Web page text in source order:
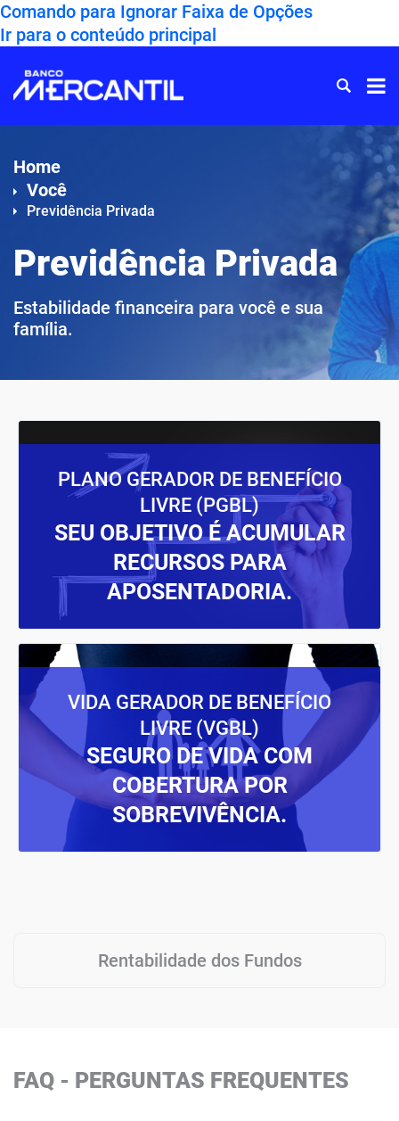
Comando para Ignorar Faixa de Opções
Ir para o conteúdo principal
para
Home
Home
Você
Previdência Privada
Previdência Privada
Estabilidade financeira para você e sua
família.
PLANO GERADOR DE BENEFÍCIO
LIVRE (PGBL)
SEU OBJETIVO É ACUMULAR
RECURSOS PARA
APOSENTADORIA.
VIDA GERADOR DE BENEFÍCIO
LIVRE (VGBL)
SEGURO DE VIDA COM
COBERTURA POR
SOBREVIVÊNCIA.
Rentabilidade dos Fundos
FAQ - PERGUNTAS FREQUENTES